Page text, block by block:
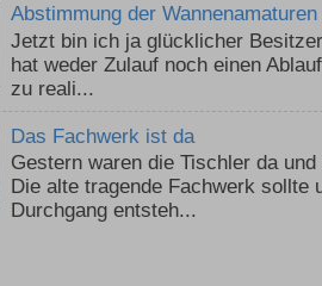
Abstimmung der Wannenamaturen
Jetzt bin ich ja glücklicher
hat weder Zulauf noch einen
zu reali...
Das Fachwerk ist da
Gestern waren die Tischler da
Die alte tragende Fachwerk sollte
Durchgang entsteh...